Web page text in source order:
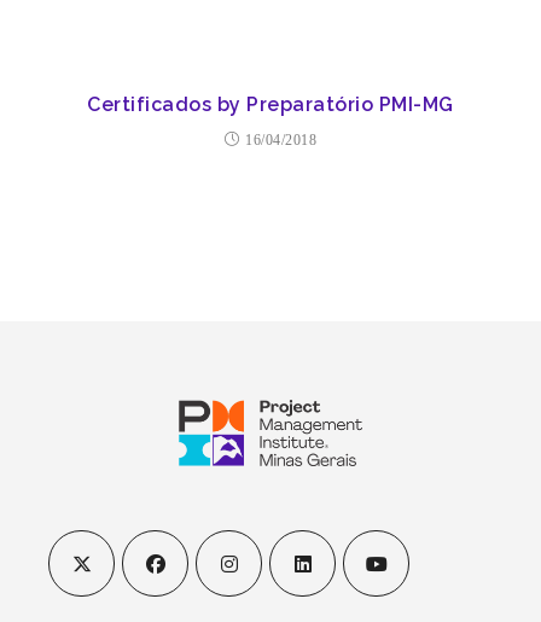
Certificados by Preparatório PMI-MG
16/04/2018